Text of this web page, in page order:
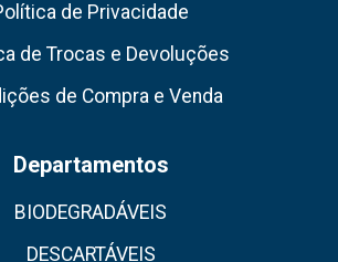
de Privacidade
de Trocas e Devoluções
de Compra e Venda
Departamentos
BIODEGRADÁVEIS
DESCARTÁVEIS